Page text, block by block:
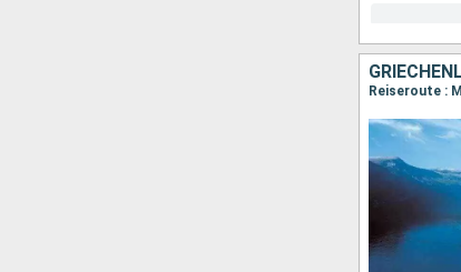
Reiseroute :